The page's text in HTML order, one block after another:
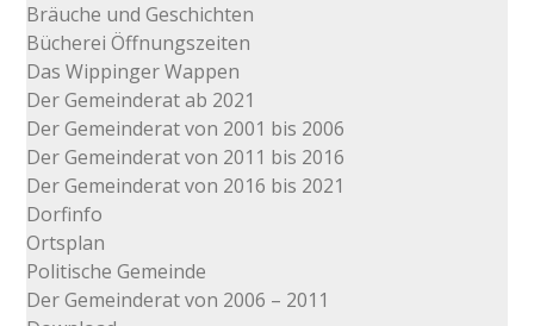
Bräuche und Geschichten
Bücherei Öffnungszeiten
Das Wippinger Wappen
Der Gemeinderat ab 2021
Der Gemeinderat von 2001 bis 2006
Der Gemeinderat von 2011 bis 2016
Der Gemeinderat von 2016 bis 2021
Dorfinfo
Ortsplan
Politische Gemeinde
Der Gemeinderat von 2006 – 2011